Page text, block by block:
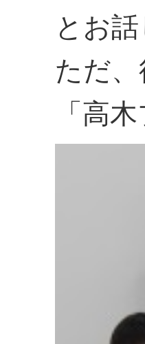
とお
ただ
「高